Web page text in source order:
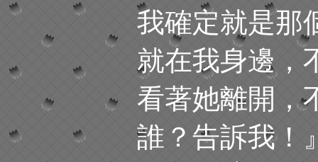
我確定就是那
就在我身邊，
看著她離開，
誰？告訴我！